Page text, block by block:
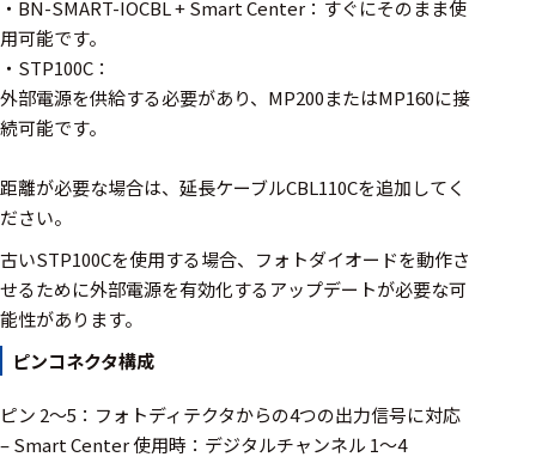
選択した条件をク
リアする
698
件
製
品
示
す
る
・BN-SMART-IOCBL + Smart Center：すぐにそのまま使
用可能です。
・STP100C：
外部電源を供給する必要があり、MP200またはMP160に接
続可能です。
距離が必要な場合は、延長ケーブルCBL110Cを追加してく
ださい。
古いSTP100Cを使用する場合、フォトダイオードを動作さ
せるために外部電源を有効化するアップデートが必要な可
能性があります。
ピンコネクタ構成
ピン 2〜5：フォトディテクタからの4つの出力信号に対応
– Smart Center 使用時：デジタルチャンネル 1〜4